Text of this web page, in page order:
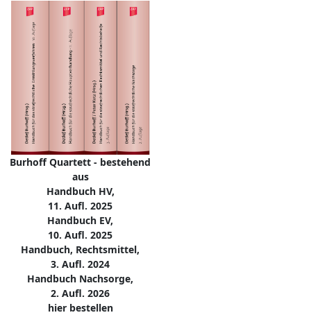
Burhoff Quartett - bestehend
aus
Handbuch HV,
11. Aufl. 2025
Handbuch EV,
10. Aufl. 2025
Handbuch, Rechtsmittel,
3. Aufl. 2024
Handbuch Nachsorge,
2. Aufl. 2026
hier bestellen